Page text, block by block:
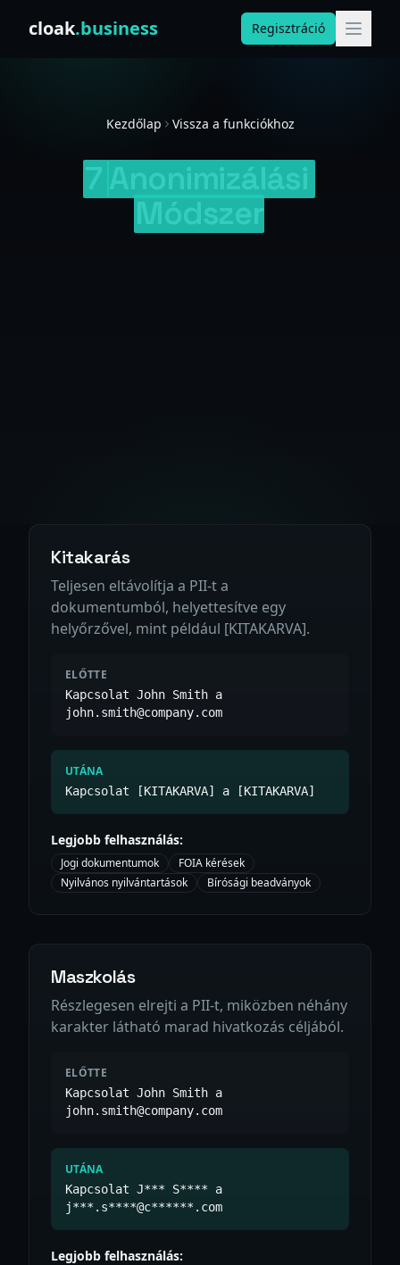
cloak.business Regisztráció
Kezdőlap Vissza a funkciókhoz
Kitakarás
Teljesen eltávolítja a PII-t a
dokumentumból, helyettesítve egy
helyőrzővel, mint például [KITAKARVA].
ELŐTTE
Kapcsolat John Smith a
john.smith@company.com
UTÁNA
Kapcsolat [KITAKARVA] a [KITAKARVA]
Legjobb felhasználás:
Jogi dokumentumok
FOIA kérések
Nyilvános nyilvántartások
Bírósági beadványok
Maszkolás
Részlegesen elrejti a PII-t, miközben néhány
karakter látható marad hivatkozás céljából.
ELŐTTE
Kapcsolat John Smith a
john.smith@company.com
UTÁNA
Kapcsolat J*** S**** a
j***.s****@c******.com
Legjobb felhasználás: